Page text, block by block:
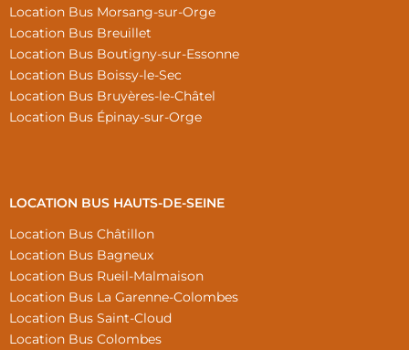
Location Bus Morsang-sur-Orge
Location Bus Breuillet
Location Bus Boutigny-sur-Essonne
Location Bus Boissy-le-Sec
Location Bus Bruyères-le-Châtel
Location Bus Épinay-sur-Orge
LOCATION BUS HAUTS-DE-SEINE
Location Bus Châtillon
Location Bus Bagneux
Location Bus Rueil-Malmaison
Location Bus La Garenne-Colombes
Location Bus Saint-Cloud
Location Bus Colombes